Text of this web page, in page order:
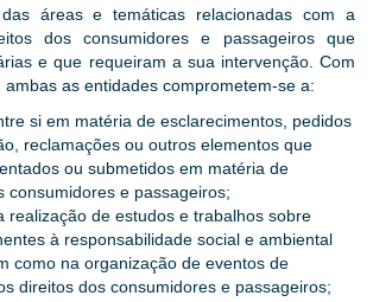
áreas e temáticas relacionadas com a
dos consumidores e passageiros que
e que requeiram a sua intervenção. Com
as entidades comprometem-se a:
si em matéria de esclarecimentos, pedidos
reclamações ou outros elementos que
ou submetidos em matéria de
consumidores e passageiros;
realização de estudos e trabalhos sobre
à responsabilidade social e ambiental
como na organização de eventos de
direitos dos consumidores e passageiros;